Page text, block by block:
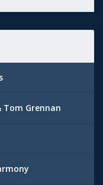
Tom Grennan